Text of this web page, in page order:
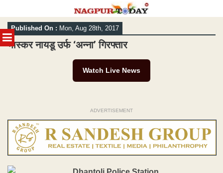
MENU
Skip
to
content
Published On : Mon, Aug 28th, 2017
भास्कर नायडू उर्फ ‘अन्ना’ गिरफ्तार
Watch Live News
ADVERTISEMENT